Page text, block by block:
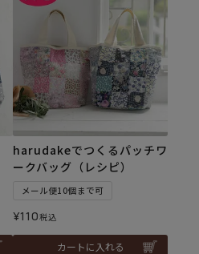
harudakeでつくるパッチワ
ークバッグ（レシピ）
メール便10個まで可
¥110税込
カートに入れる